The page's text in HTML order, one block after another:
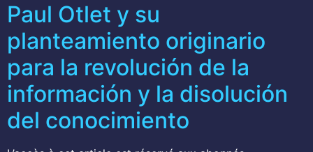
Paul Otlet y su
planteamiento originario
para la revolución de la
información y la disolución
del conocimiento